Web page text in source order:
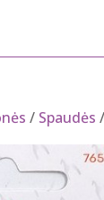
/ Spaudės